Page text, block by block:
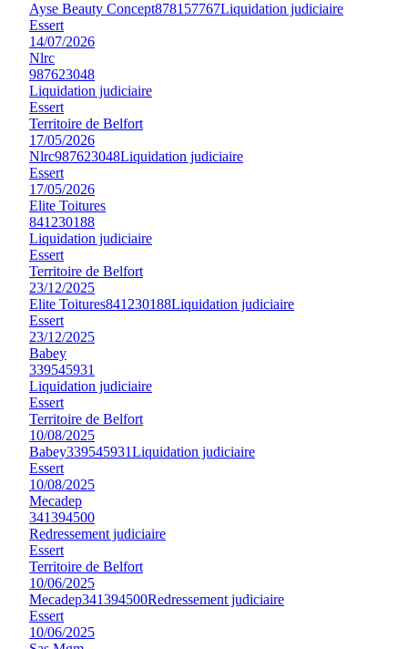
Ayse Beauty Concept878157767Liquidation judiciaire
Essert
14/07/2026
Nlrc
987623048
Liquidation judiciaire
Essert
Territoire de Belfort
17/05/2026
Nlrc987623048Liquidation judiciaire
Essert
17/05/2026
Elite Toitures
841230188
Liquidation judiciaire
Essert
Territoire de Belfort
23/12/2025
Elite Toitures841230188Liquidation judiciaire
Essert
23/12/2025
Babey
339545931
Liquidation judiciaire
Essert
Territoire de Belfort
10/08/2025
Babey339545931Liquidation judiciaire
Essert
10/08/2025
Mecadep
341394500
Redressement judiciaire
Essert
Territoire de Belfort
10/06/2025
Mecadep341394500Redressement judiciaire
Essert
10/06/2025